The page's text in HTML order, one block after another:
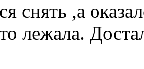
снять ,а
лежала.